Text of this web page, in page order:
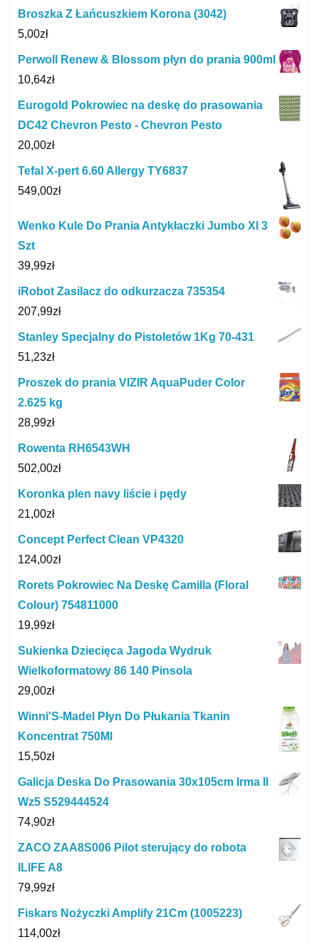
Broszka Z Łańcuszkiem Korona (3042)
5,00zł
Perwoll Renew & Blossom płyn do prania 900ml
10,64zł
Eurogold Pokrowiec na deskę do prasowania
DC42 Chevron Pesto - Chevron Pesto
20,00zł
Tefal X-pert 6.60 Allergy TY6837
549,00zł
Wenko Kule Do Prania Antykłaczki Jumbo Xl 3
Szt
39,99zł
iRobot Zasilacz do odkurzacza 735354
207,99zł
Stanley Specjalny do Pistoletów 1Kg 70-431
51,23zł
Proszek do prania VIZIR AquaPuder Color
2.625 kg
28,99zł
Rowenta RH6543WH
502,00zł
Koronka plen navy liście i pędy
21,00zł
Concept Perfect Clean VP4320
124,00zł
Rorets Pokrowiec Na Deskę Camilla (Floral
Colour) 754811000
19,99zł
Sukienka Dziecięca Jagoda Wydruk
Wielkoformatowy 86 140 Pinsola
29,00zł
Winni'S-Madel Płyn Do Płukania Tkanin
Koncentrat 750Ml
15,50zł
Galicja Deska Do Prasowania 30x105cm Irma II
Wz5 S529444524
74,90zł
ZACO ZAA8S006 Pilot sterujący do robota
ILIFE A8
79,99zł
Fiskars Nożyczki Amplify 21Cm (1005223)
114,00zł